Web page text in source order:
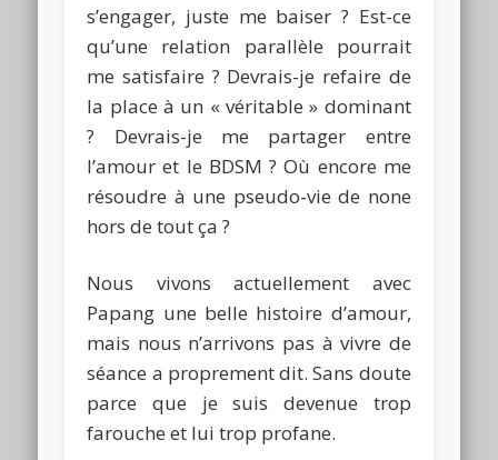
s’engager, juste me baiser ? Est-ce
qu’une relation parallèle pourrait
me satisfaire ? Devrais-je refaire de
la place à un « véritable » dominant
? Devrais-je me partager entre
l’amour et le BDSM ? Où encore me
résoudre à une pseudo-vie de none
hors de tout ça ?
Nous vivons actuellement avec
Papang une belle histoire d’amour,
mais nous n’arrivons pas à vivre de
séance a proprement dit. Sans doute
parce que je suis devenue trop
farouche et lui trop profane.